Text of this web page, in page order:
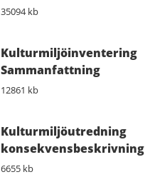
35094 kb
Kulturmiljöinventering
Sammanfattning
12861 kb
Kulturmiljöutredning
konsekvensbeskrivning
6655 kb